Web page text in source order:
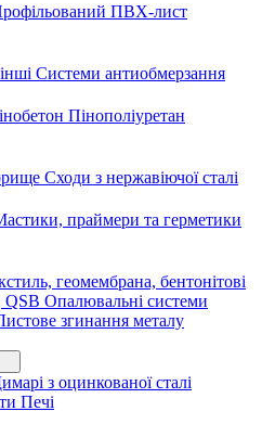
ПВХ-лист
Системи антиобмерзання
Пінополіуретан
Сходи з нержавіючої сталі
праймери та герметики
геомембрана, бентонітові
QSB Опалювальні системи
згинання металу
з оцинкованої сталі
Печі